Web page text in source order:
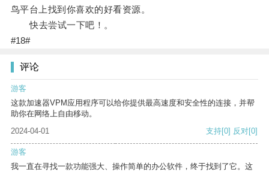
鸟平台上找到你喜欢的好看资源。
快去尝试一下吧！。
#18#
评论
游客
这款加速器VPM应用程序可以给你提供最高速度和安全性的连接，并帮
助你在网络上自由移动。
2024-04-01
支持[0] 反对[0]
游客
我一直在寻找一款功能强大、操作简单的办公软件，终于找到了它。这